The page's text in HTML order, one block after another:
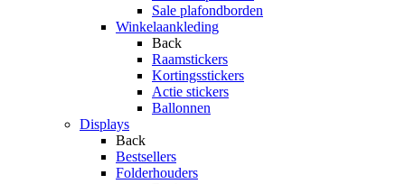
Sale plafondborden
Winkelaankleding
Back
Raamstickers
Kortingsstickers
Actie stickers
Ballonnen
Displays
Back
Bestsellers
Folderhouders